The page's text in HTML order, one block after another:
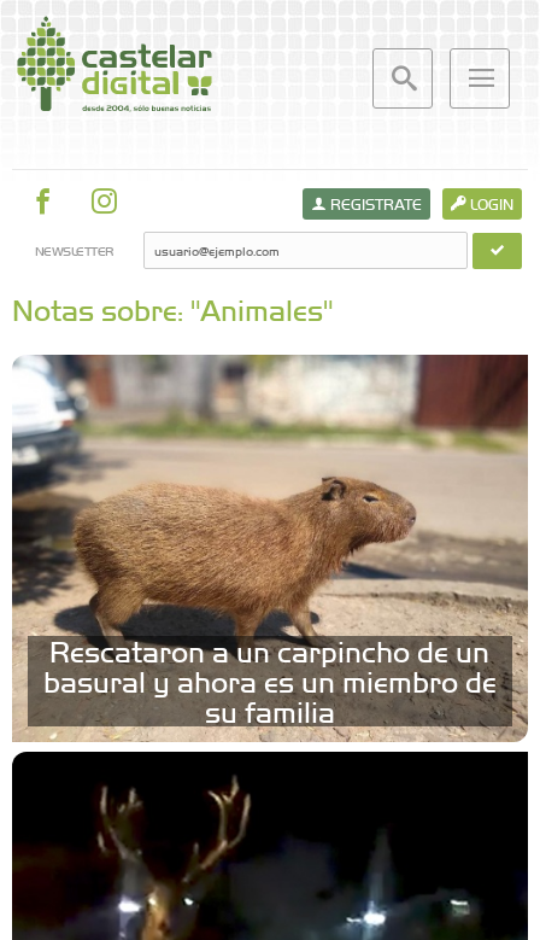
LOGIN
REGISTRATE
NEWSLETTER
Notas sobre: "Animales"
Rescataron a un carpincho de un
basural y ahora es un miembro de
su familia